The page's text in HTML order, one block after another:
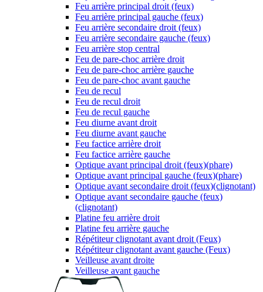
Feu arrière principal droit (feux)
Feu arrière principal gauche (feux)
Feu arrière secondaire droit (feux)
Feu arrière secondaire gauche (feux)
Feu arrière stop central
Feu de pare-choc arrière droit
Feu de pare-choc arrière gauche
Feu de pare-choc avant gauche
Feu de recul
Feu de recul droit
Feu de recul gauche
Feu diurne avant droit
Feu diurne avant gauche
Feu factice arrière droit
Feu factice arrière gauche
Optique avant principal droit (feux)(phare)
Optique avant principal gauche (feux)(phare)
Optique avant secondaire droit (feux)(clignotant)
Optique avant secondaire gauche (feux)
(clignotant)
Platine feu arrière droit
Platine feu arrière gauche
Répétiteur clignotant avant droit (Feux)
Répétiteur clignotant avant gauche (Feux)
Veilleuse avant droite
Veilleuse avant gauche